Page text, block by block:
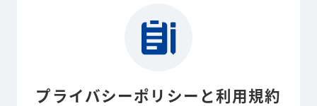
プライバシーポリシーと利用規約